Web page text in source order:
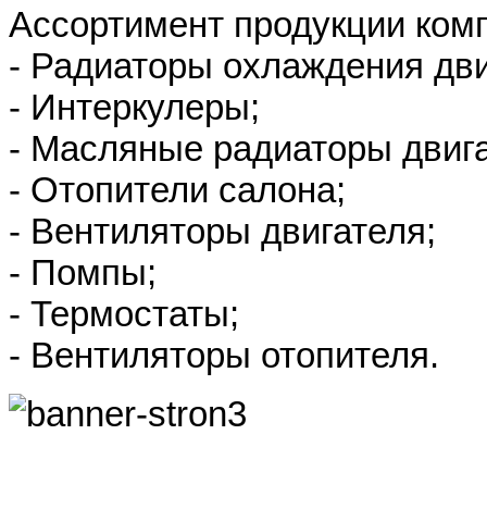
Ассортимент продукции
- Радиаторы охлаждения
- Интеркулеры;
- Масляные радиаторы
- Отопители салона;
- Вентиляторы двигателя;
- Помпы;
- Термостаты;
- Вентиляторы отопителя.